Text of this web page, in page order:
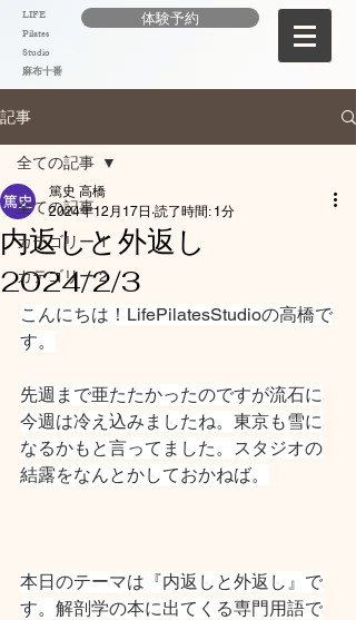
LIFE
Pilates
Studio
麻布十番
体験予約
記事
全ての記事
カテゴリー 1
カテゴリー 2
全ての記事
内返しと外返し
2024/2/3
篤史 高橋
2024年12月17日 読了時間: 1分
こんにちは！LifePilatesStudioの高橋で
す。
先週まで亜たたかったのですが流石に
今週は冷え込みましたね。東京も雪に
なるかもと言ってました。スタジオの
結露をなんとかしておかねば。
本日のテーマは『内返しと外返し』で
す。解剖学の本に出てくる専門用語で